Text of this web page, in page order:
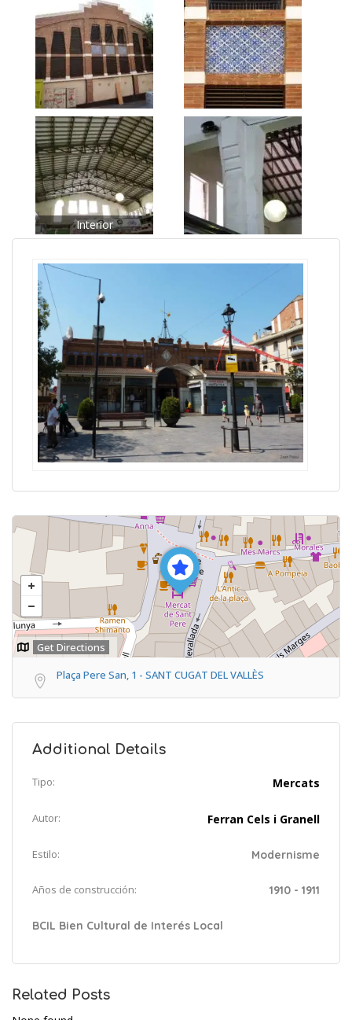
Interior
Get Directions
Plaça Pere San, 1 - SANT CUGAT DEL VALLÈS
Additional Details
Tipo: Mercats
Autor: Ferran Cels i Granell
Estilo: Modernisme
Años de construcción: 1910 - 1911
BCIL Bien Cultural de Interés Local
Related Posts